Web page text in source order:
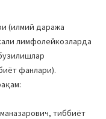
(илмий даража
лимфолейкозларда
фанлари).
тиббиёт